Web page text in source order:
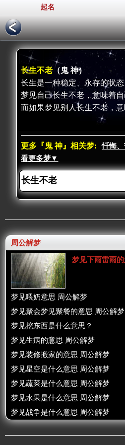
起名
长生不老（鬼 神）
长生是一种稳定、永存的状
梦见自己长生不老，意味着自
而如果梦见别人长生不老，
更多『鬼 神』相关梦: 忏悔
看更多梦▼
周公解梦
梦见下雨雷雨
梦见喂奶意思 周公解梦
梦见聚会梦见聚餐的意思 周公解梦
梦见挖东西是什么意思？
梦见生病的意思 周公解梦
梦见装修搬家的意思 周公解梦
梦见星空是什么意思 周公解梦
梦见蔬菜是什么意思 周公解梦
梦见水果是什么意思 周公解梦
梦见战争是什么意思 周公解梦